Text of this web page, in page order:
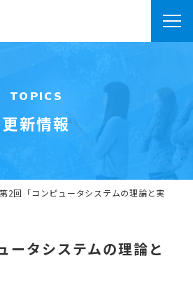
TOPICS
更新情報
第2回「コンピュータシステムの理論と実
ータシステムの理論と